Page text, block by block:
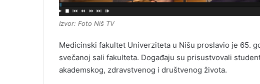
Izvor: Foto Niš TV
Medicinski fakultet Univerziteta u Nišu proslavio je 65.
svečanoj sali fakulteta. Događaju su prisustvovali
akademskog, zdravstvenog i društvenog života.